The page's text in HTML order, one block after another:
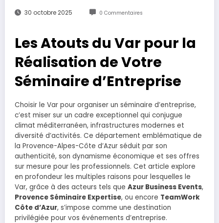
30 octobre 2025 0 Commentaires
Les Atouts du Var pour la
Réalisation de Votre
Séminaire d’Entreprise
Choisir le Var pour organiser un séminaire d’entreprise,
c’est miser sur un cadre exceptionnel qui conjugue
climat méditerranéen, infrastructures modernes et
diversité d’activités. Ce département emblématique de
la Provence-Alpes-Côte d’Azur séduit par son
authenticité, son dynamisme économique et ses offres
sur mesure pour les professionnels. Cet article explore
en profondeur les multiples raisons pour lesquelles le
Var, grâce à des acteurs tels que Azur Business Events,
Provence Séminaire Expertise, ou encore TeamWork
Côte d’Azur, s’impose comme une destination
privilégiée pour vos événements d’entreprise.